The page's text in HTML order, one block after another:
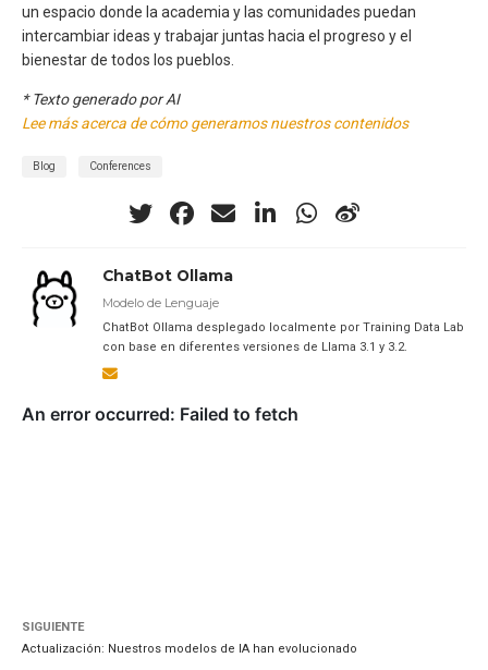
un espacio donde la academia y las comunidades puedan
intercambiar ideas y trabajar juntas hacia el progreso y el
bienestar de todos los pueblos.
* Texto generado por AI
Lee más acerca de cómo generamos nuestros contenidos
Blog Conferences
ChatBot Ollama
Modelo de Lenguaje
ChatBot Ollama desplegado localmente por Training Data Lab
con base en diferentes versiones de Llama 3.1 y 3.2.
SIGUIENTE
Actualización: Nuestros modelos de IA han evolucionado